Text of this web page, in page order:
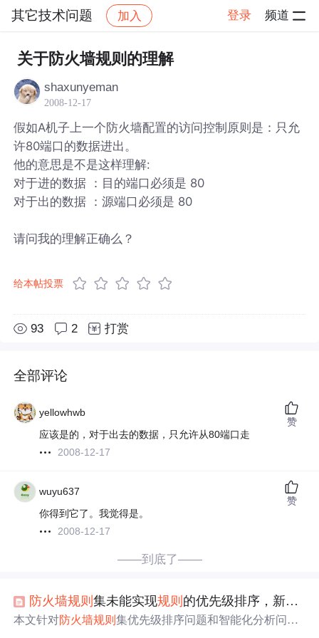
其它技术问题 加入 登录 频道
社区 其它技术问题 帖子详情
关于防火墙规则的理解
shaxunyeman
2008-12-17
假如A机子上一个防火墙配置的访问控制原则是：只允
许80端口的数据进出。
他的意思是不是这样理解:
对于进的数据 ：目的端口必须是 80
对于出的数据 ：源端口必须是 80
请问我的理解正确么？
给本帖投票
93 2 打赏
全部评论
yellowhwb
应该是的，对于出去的数据，只允许从80端口走
2008-12-17
赞
wuyu637
你得到它了。我觉得是。
2008-12-17
赞
——到底了——
防火墙规则集未能实现规则 的优先级排序，新管理员难以
本文针对防火墙规则集优先级排序问题和智能化分析问